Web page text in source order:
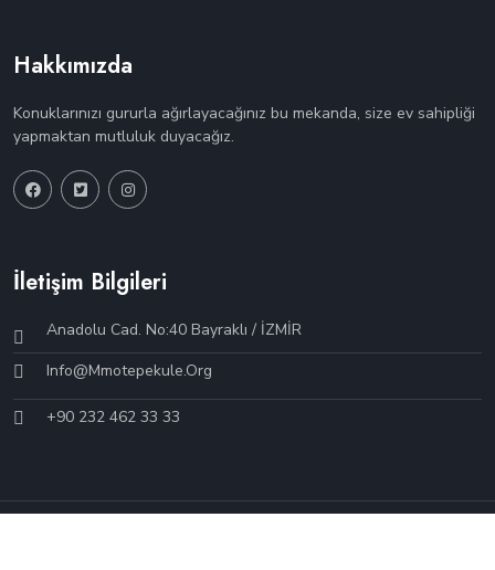
Hakkımızda
Konuklarınızı gururla ağırlayacağınız bu mekanda, size ev sahipliği
yapmaktan mutluluk duyacağız.
İletişim Bilgileri
Anadolu Cad. No:40 Bayraklı / İZMİR
Info@mmotepekule.org
+90 232 462 33 33